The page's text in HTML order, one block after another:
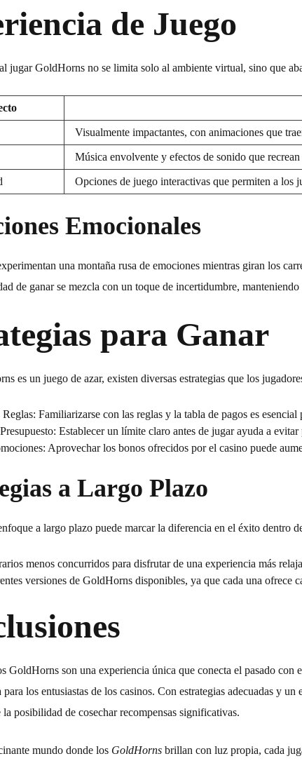
de Juego
jugarGoldHorns no se limita solo al ambiente virtual, sino que
Visualmente impactantes, con animaciones que
Música envolvente y efectos de sonido que
Opciones de juego interactivas que permiten a los
Emocionales
una montaña rusa de emociones mientras giran los
de ganar se mezcla con un toque de incertidumbre, manteniendo
para Ganar
es un juego de azar, existen diversas estrategias que los
Familiarizarse con las reglas y la tabla de pagos es
Establecer un límite claro antes de jugar ayuda a
Aprovechar los bonos ofrecidos por el casino puede
a Largo Plazo
a largo plazo puede marcar la diferencia en el éxito dentro
menos concurridos para disfrutar de una experiencia más
versiones de GoldHorns disponibles, ya que cada una ofrece
GoldHorns son una experiencia única que conecta el pasado
los entusiastas de los casinos. Con estrategias adecuadas y
posibilidad de cosechar recompensas significativas.
mundo donde los GoldHorns brillan con luz propia, cada